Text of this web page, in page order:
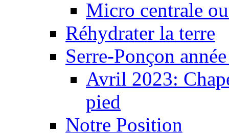
Micro centrale
Réhydrater la terre
Serre-Ponçon
Avril 2023:
pied
Notre Position